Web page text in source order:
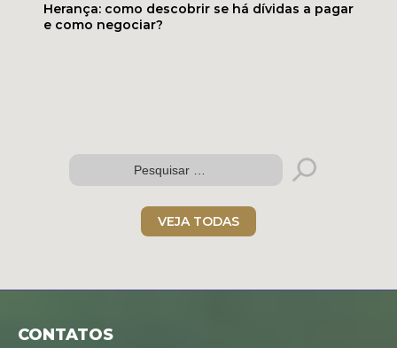
Herança: como descobrir se há dívidas a pagar
e como negociar?
VEJA TODAS
CONTATOS